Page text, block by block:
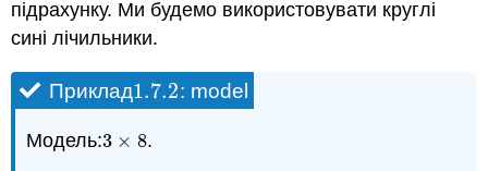
підрахунку. Ми будемо використовувати круглі
сині лічильники.
Приклад1.7.2
1.7.2: model
Модель:3 × 8
3 ×8
.